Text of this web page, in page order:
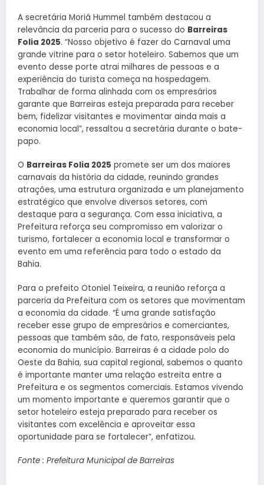
A secretária Moriá Hummel também destacou a
relevância da parceria para o sucesso do Barreiras
Folia 2025. “Nosso objetivo é fazer do Carnaval uma
grande vitrine para o setor hoteleiro. Sabemos que um
evento desse porte atrai milhares de pessoas e a
experiência do turista começa na hospedagem.
Trabalhar de forma alinhada com os empresários
garante que Barreiras esteja preparada para receber
bem, fidelizar visitantes e movimentar ainda mais a
economia local”, ressaltou a secretária durante o bate-
papo.
O Barreiras Folia 2025 promete ser um dos maiores
carnavais da história da cidade, reunindo grandes
atrações, uma estrutura organizada e um planejamento
estratégico que envolve diversos setores, com
destaque para a segurança. Com essa iniciativa, a
Prefeitura reforça seu compromisso em valorizar o
turismo, fortalecer a economia local e transformar o
evento em uma referência para todo o estado da
Bahia.
Para o prefeito Otoniel Teixeira, a reunião reforça a
parceria da Prefeitura com os setores que movimentam
a economia da cidade. “É uma grande satisfação
receber esse grupo de empresários e comerciantes,
pessoas que também são, de fato, responsáveis pela
economia do município. Barreiras é a cidade polo do
Oeste da Bahia, sua capital regional, sabemos o quanto
é importante manter uma relação estreita entre a
Prefeitura e os segmentos comerciais. Estamos vivendo
um momento importante e queremos garantir que o
setor hoteleiro esteja preparado para receber os
visitantes com excelência e aproveitar essa
oportunidade para se fortalecer”, enfatizou.
Fonte : Prefeitura Municipal de Barreiras